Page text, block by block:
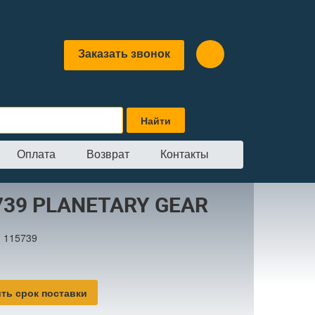
Заказать звонок
Оплата Возврат Контакты
GEAR
PLANETARY GEAR
115739
срок поставки